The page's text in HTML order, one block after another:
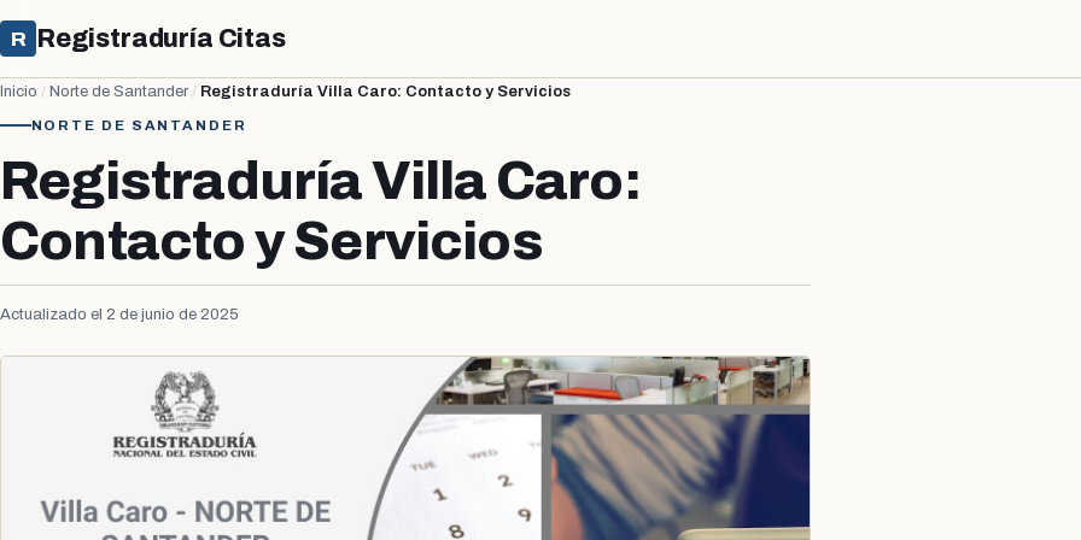
R Registraduría Citas
Inicio / Norte de Santander / Registraduría Villa Caro: Contacto y Servicios
NORTE DE SANTANDER
Registraduría Villa Caro:
Contacto y Servicios
Actualizado el 2 de junio de 2025